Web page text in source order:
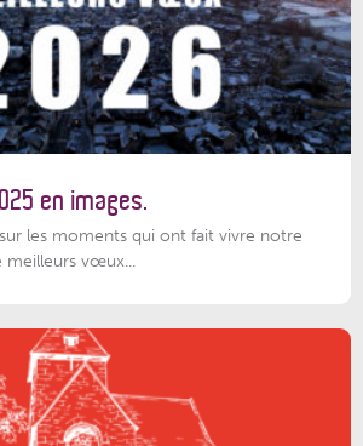
en images.
les moments qui ont fait vivre notre
vœux...